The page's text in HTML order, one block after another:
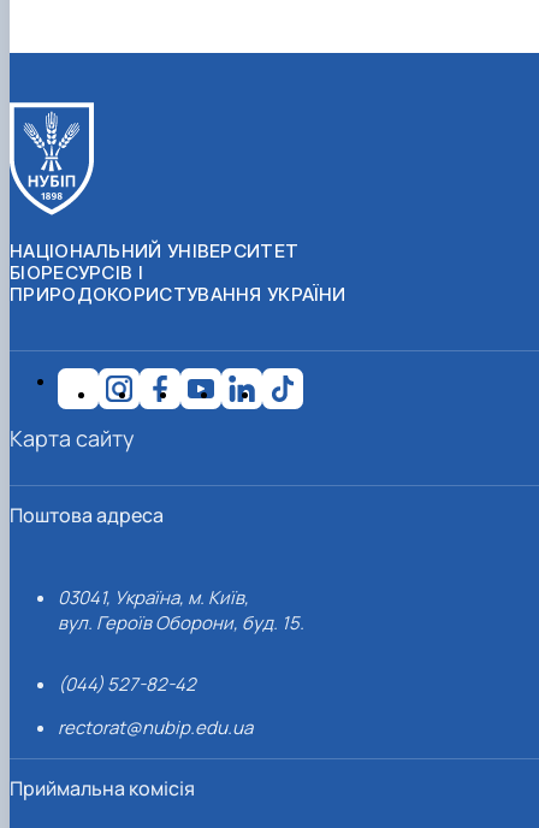
НАЦІОНАЛЬНИЙ УНІВЕРСИТЕТ
БІОРЕСУРСІВ І
ПРИРОДОКОРИСТУВАННЯ УКРАЇНИ
Поштова адреса
03041, Україна, м. Київ,
вул. Героїв Оборони, буд. 15.
(044) 527-82-42
rectorat@nubip.edu.ua
Приймальна комісія
Карта сайту